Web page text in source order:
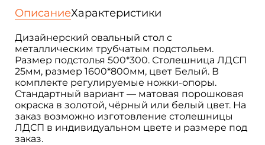
обеденный
с
подстольем
ОписаниеХарактеристики
Дизайнерский овальный стол с
металлическим трубчатым подстольем.
Размер подстолья 500*300. Столешница ЛДСП
25мм, размер 1600*800мм, цвет Белый. В
комплекте регулируемые ножки-опоры.
Стандартный вариант — матовая порошковая
окраска в золотой, чёрный или белый цвет. На
заказ возможно изготовление столешницы
ЛДСП в индивидуальном цвете и размере под
заказ.